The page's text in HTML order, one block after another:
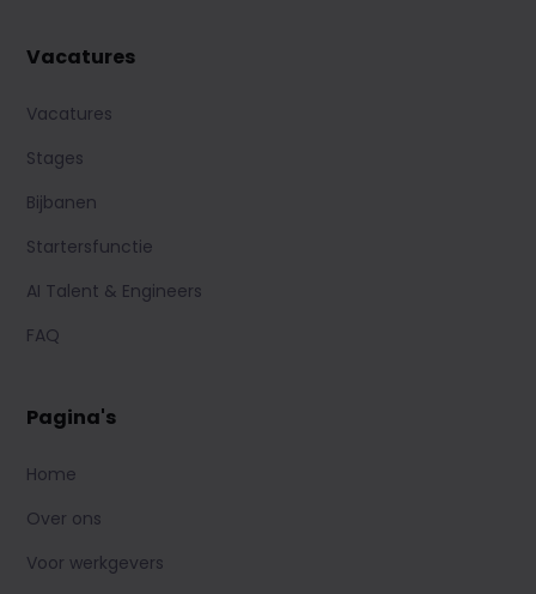
Vacatures
Vacatures
Stages
Bijbanen
Startersfunctie
AI Talent & Engineers
FAQ
Pagina's
Home
Over ons
Voor werkgevers